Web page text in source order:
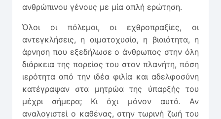
ανθρώπινου γένους με μία απλή ερώτηση.
Όλοι οι πόλεμοι, οι εχθροπραξίες, οι
αντεγκλήσεις, η αιματοχυσία, η βιαιότητα, η
άρνηση που εξεδήλωσε ο άνθρωπος στην όλη
διάρκεια της πορείας του στον πλανήτη, πόση
ιερότητα από την ιδέα φιλία και αδελφοσύνη
κατέγραψαν στα μητρώα της ύπαρξής του
μέχρι σήμερα; Κι όχι μόνον αυτό. Αν
αναλογιστεί ο καθένας, στην τωρινή ζωή του